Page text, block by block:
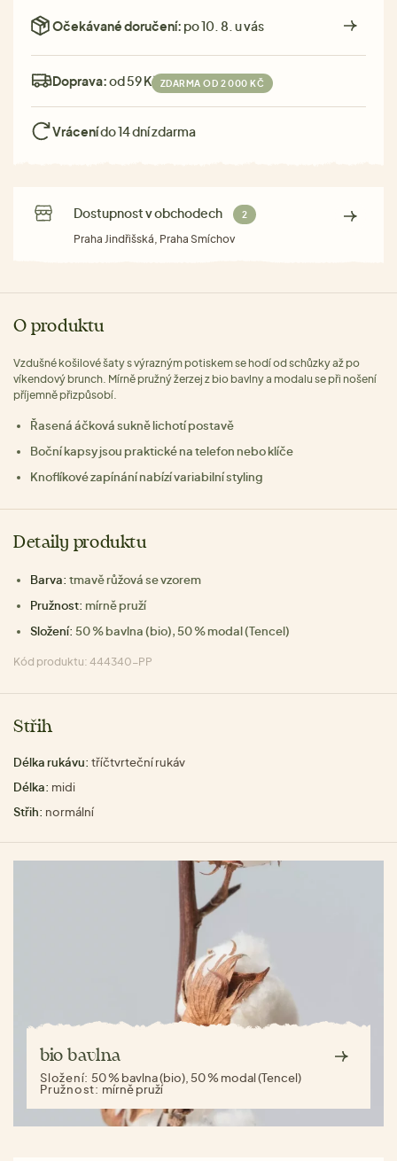
Očekávané doručení: po 10. 8. u vás
Doprava:od 59 Kč ZDARMA OD 2 000 KČ
Vrácenído 14 dní zdarma
Dostupnost v obchodech 2
Praha Jindřišská, Praha Smíchov
O produktu
Vzdušné košilové šaty s výrazným potiskem se hodí od schůzky až po
víkendový brunch. Mírně pružný žerzej z bio bavlny a modalu se při nošení
příjemně přizpůsobí.
Řasená áčková sukně lichotí postavě
Boční kapsy jsou praktické na telefon nebo klíče
Knoflíkové zapínání nabízí variabilní styling
Detaily produktu
Barva: tmavě růžová se vzorem
Pružnost: mírně pruží
Složení: 50 % bavlna (bio), 50 % modal (Tencel)
Kód produktu: 444340-PP
Střih
Délka rukávu: tříčtvrteční rukáv
Délka: midi
Střih: normální
bio bavlna
Složení: 50 % bavlna (bio), 50 % modal (Tencel)
Pružnost: mírně pruží